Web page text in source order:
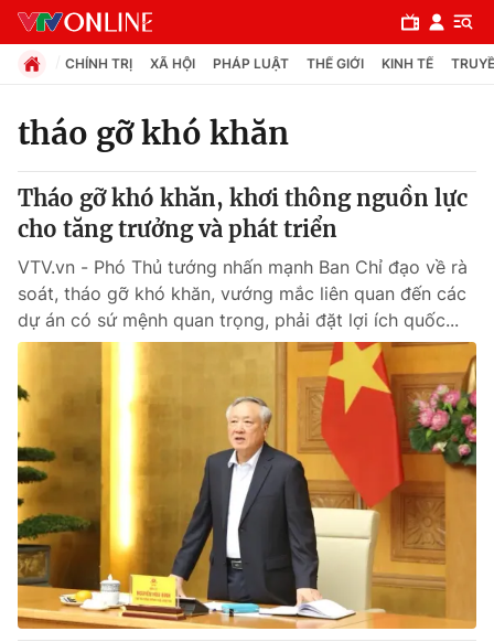
Chuyên mục
Chính trị
Xã hội
Pháp luật
Thế giới
Tin tức
Thế giới đó đây
Câu chuyện quốc tế
Kinh tế
Tài chính
Thị trường
Dữ liệu và đời sống
CHÍNH TRỊ XÃ HỘI PHÁP LUẬT THẾ GIỚI KINH TẾ
tháo gỡ khó khăn
Tháo gỡ khó khăn, khơi thông nguồn lực
cho tăng trưởng và phát triển
VTV.vn - Phó Thủ tướng nhấn mạnh Ban Chỉ đạo về rà
soát, tháo gỡ khó khăn, vướng mắc liên quan đến các
dự án có sứ mệnh quan trọng, phải đặt lợi ích quốc...